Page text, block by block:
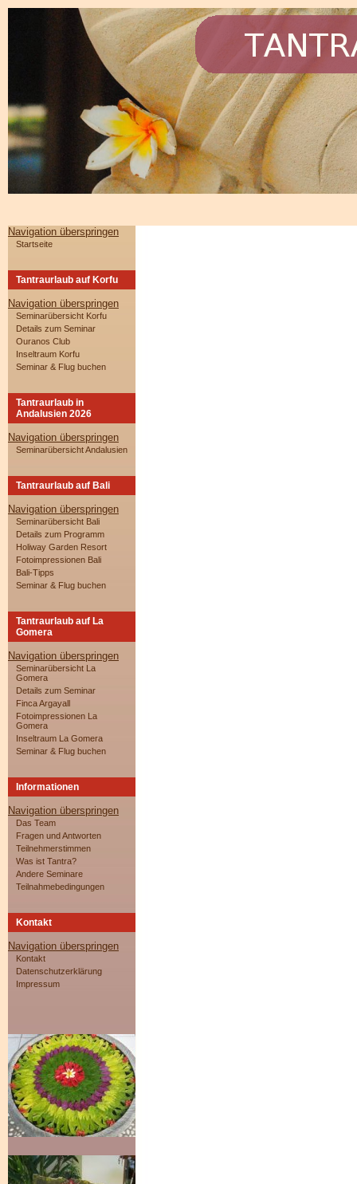
Navigation überspringen
Startseite
Tantraurlaub auf Korfu
Navigation überspringen
Seminarübersicht Korfu
Details zum Seminar
Ouranos Club
Inseltraum Korfu
Seminar & Flug buchen
Tantraurlaub in
Andalusien 2026
Navigation überspringen
Seminarübersicht Andalusien
Tantraurlaub auf Bali
Navigation überspringen
Seminarübersicht Bali
Details zum Programm
Holiway Garden Resort
Fotoimpressionen Bali
Bali-Tipps
Seminar & Flug buchen
Tantraurlaub auf La
Gomera
Navigation überspringen
Seminarübersicht La
Gomera
Details zum Seminar
Finca Argayall
Fotoimpressionen La
Gomera
Inseltraum La Gomera
Seminar & Flug buchen
Informationen
Navigation überspringen
Das Team
Fragen und Antworten
Teilnehmerstimmen
Was ist Tantra?
Andere Seminare
Teilnahmebedingungen
Kontakt
Navigation überspringen
Kontakt
Datenschutzerklärung
Impressum